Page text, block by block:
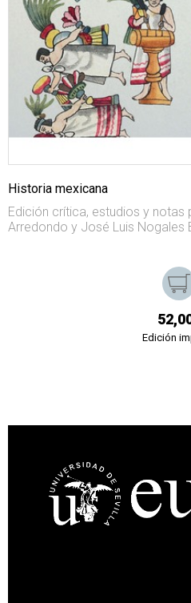
Historia mexicana
Edición crítica, estudios y notas
Arredondo y José Luis Nogales
Edición